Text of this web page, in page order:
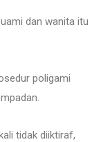
dan wanita itu
poligami
tidak diiktiraf,